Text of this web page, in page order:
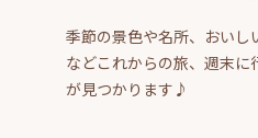
季節の景色や名所、おいし
などこれからの旅、週末に
が見つかります♪